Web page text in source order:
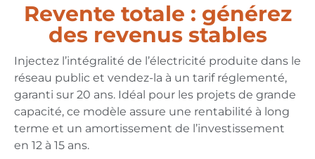
Revente totale : générez
des revenus stables
Injectez l’intégralité de l’électricité produite dans le
réseau public et vendez-la à un tarif réglementé,
garanti sur 20 ans. Idéal pour les projets de grande
capacité, ce modèle assure une rentabilité à long
terme et un amortissement de l’investissement
en 12 à 15 ans.